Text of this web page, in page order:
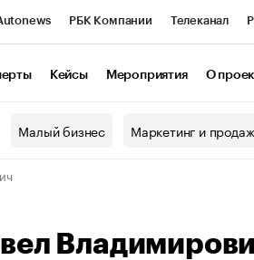
РБК Компании Телеканал
Кейсы Мероприятия О
Малый бизнес Маркетинг и